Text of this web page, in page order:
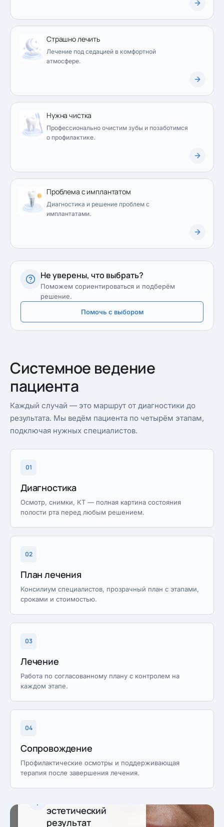
Страшно лечить
Лечение под седацией в комфортной
атмосфере.
Нужна чистка
Профессионально очистим зубы и позаботимся
о профилактике.
Проблема с имплантатом
Диагностика и решение проблем с
имплантатами.
Не уверены, что выбрать?
Поможем сориентироваться и подберём
решение.
Помочь с выбором
Системное ведение
пациента
Каждый случай — это маршрут от диагностики до
результата. Мы ведём пациента по четырём этапам,
подключая нужных специалистов.
01
Диагностика
Осмотр, снимки, КТ — полная картина состояния
полости рта перед любым решением.
02
План лечения
Консилиум специалистов, прозрачный план с этапами,
сроками и стоимостью.
03
Лечение
Работа по согласованному плану с контролем на
каждом этапе.
04
Сопровождение
Профилактические осмотры и поддерживающая
терапия после завершения лечения.
эстетический
результат